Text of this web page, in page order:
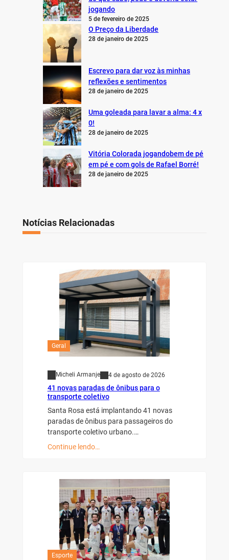
jogando
5 de fevereiro de 2025
O Preço da Liberdade
28 de janeiro de 2025
Escrevo para dar voz às minhas
reflexões e sentimentos
28 de janeiro de 2025
Uma goleada para lavar a alma: 4 x
0!
28 de janeiro de 2025
Vitória Colorada jogandobem de pé
em pé e com gols de Rafael Borré!
28 de janeiro de 2025
Notícias Relacionadas
Geral
Micheli Armanje 4 de agosto de 2026
41 novas paradas de ônibus para o
transporte coletivo
Santa Rosa está implantando 41 novas
paradas de ônibus para passageiros do
transporte coletivo urbano.…
Continue lendo…
Esporte